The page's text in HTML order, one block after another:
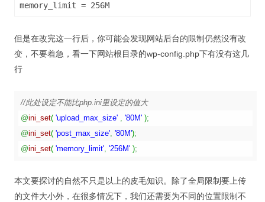
memory_limit = 256M
但是在改完这一行后，你可能会发现网站后台的限制仍然没有改
变，不要着急，看一下网站根目录的wp-config.php下有没有这几
行
//此处设定不能比php.ini里设定的值大
@ini_set( 'upload_max_size' , '80M' );
@ini_set( 'post_max_size', '80M');
@ini_set( 'memory_limit', '256M' );
本文要探讨的自然不只是以上的皮毛知识。除了全局限制要上传
的文件大小外，在很多情况下，我们还需要为不同的位置限制不